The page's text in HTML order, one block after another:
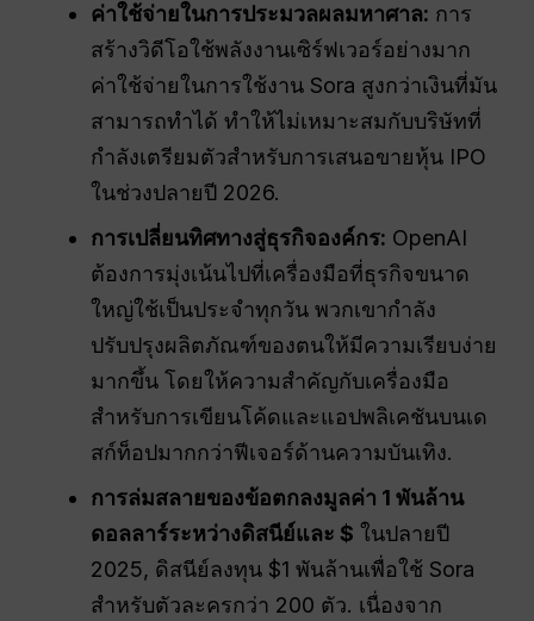
ค่าใช้จ่ายในการประมวลผลมหาศาล: การ
สร้างวิดีโอใช้พลังงานเซิร์ฟเวอร์อย่างมาก
ค่าใช้จ่ายในการใช้งาน Sora สูงกว่าเงินที่มัน
สามารถทำได้ ทำให้ไม่เหมาะสมกับบริษัทที่
กำลังเตรียมตัวสำหรับการเสนอขายหุ้น IPO
ในช่วงปลายปี 2026.
การเปลี่ยนทิศทางสู่ธุรกิจองค์กร: OpenAI
ต้องการมุ่งเน้นไปที่เครื่องมือที่ธุรกิจขนาด
ใหญ่ใช้เป็นประจำทุกวัน พวกเขากำลัง
ปรับปรุงผลิตภัณฑ์ของตนให้มีความเรียบง่าย
มากขึ้น โดยให้ความสำคัญกับเครื่องมือ
สำหรับการเขียนโค้ดและแอปพลิเคชันบนเด
สก์ท็อปมากกว่าฟีเจอร์ด้านความบันเทิง.
การล่มสลายของข้อตกลงมูลค่า 1 พันล้าน
ดอลลาร์ระหว่างดิสนีย์และ $ ในปลายปี
2025, ดิสนีย์ลงทุน $1 พันล้านเพื่อใช้ Sora
สำหรับตัวละครกว่า 200 ตัว. เนื่องจาก